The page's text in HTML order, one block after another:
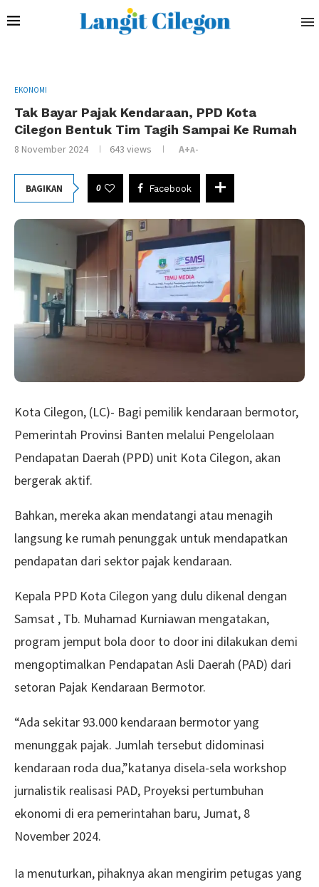
EKONOMI
Tak Bayar Pajak Kendaraan, PPD Kota
Cilegon Bentuk Tim Tagih Sampai Ke Rumah
8 November 2024 643 views A+A-
BAGIKAN 0 Facebook
Kota Cilegon, (LC)- Bagi pemilik kendaraan bermotor,
Pemerintah Provinsi Banten melalui Pengelolaan
Pendapatan Daerah (PPD) unit Kota Cilegon, akan
bergerak aktif.
Bahkan, mereka akan mendatangi atau menagih
langsung ke rumah penunggak untuk mendapatkan
pendapatan dari sektor pajak kendaraan.
Kepala PPD Kota Cilegon yang dulu dikenal dengan
Samsat , Tb. Muhamad Kurniawan mengatakan,
program jemput bola door to door ini dilakukan demi
mengoptimalkan Pendapatan Asli Daerah (PAD) dari
setoran Pajak Kendaraan Bermotor.
“Ada sekitar 93.000 kendaraan bermotor yang
menunggak pajak. Jumlah tersebut didominasi
kendaraan roda dua,”katanya disela-sela workshop
jurnalistik realisasi PAD, Proyeksi pertumbuhan
ekonomi di era pemerintahan baru, Jumat, 8
November 2024.
Ia menuturkan, pihaknya akan mengirim petugas yang